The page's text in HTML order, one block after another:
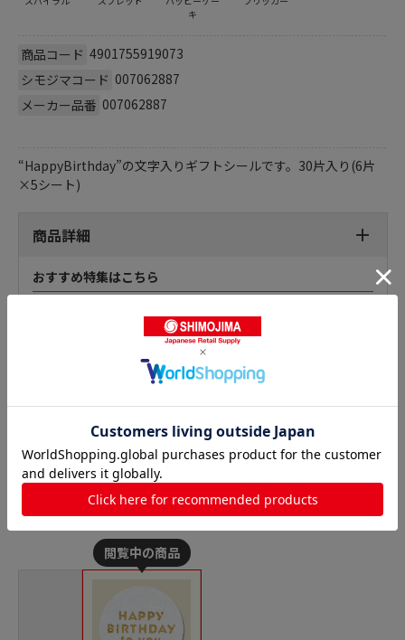
キ
商品コード 4901755919073
シモジマコード 007062887
メーカー品番 007062887
“HappyBirthday”の文字入りギフトシールです。30片入り(6片
×5シート)
商品詳細
おすすめ特集はこちら
バースデーシールの人気商品との比較